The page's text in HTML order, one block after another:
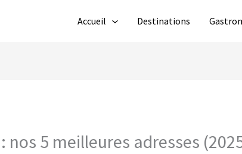
Accueil Destinations
5 meilleures adresses